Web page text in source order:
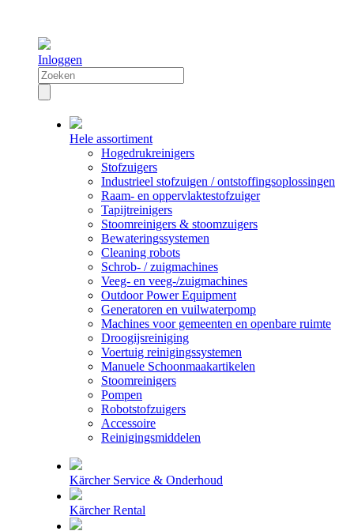
Inloggen
Hele assortiment
Hogedrukreinigers
Stofzuigers
Industrieel stofzuigen / ontstoffingsoplossingen
Raam- en oppervlaktestofzuiger
Tapijtreinigers
Stoomreinigers & stoomzuigers
Bewateringssystemen
Cleaning robots
Schrob- / zuigmachines
Veeg- en veeg-/zuigmachines
Outdoor Power Equipment
Generatoren en vuilwaterpomp
Machines voor gemeenten en openbare ruimte
Droogijsreiniging
Voertuig reinigingssystemen
Manuele Schoonmaakartikelen
Stoomreinigers
Pompen
Robotstofzuigers
Accessoire
Reinigingsmiddelen
Kärcher Service & Onderhoud
Kärcher Rental